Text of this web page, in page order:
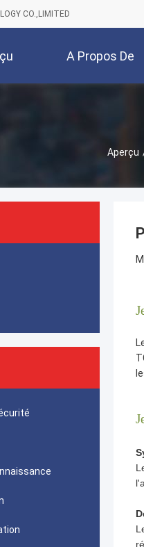
CO.,LIMITED
A Propos De
Aperçu